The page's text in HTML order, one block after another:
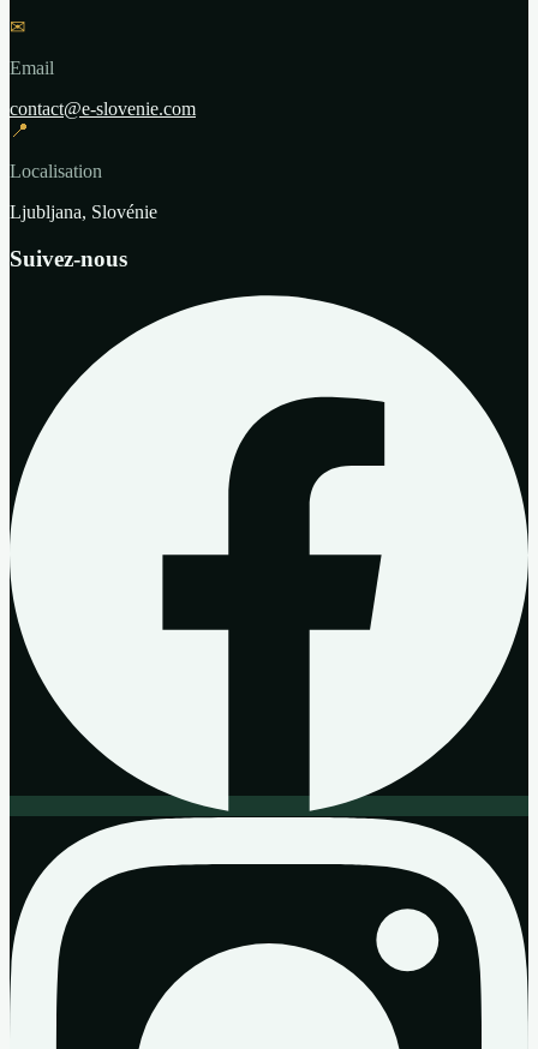
✉
Email
contact@e-slovenie.com
📍
Localisation
Ljubljana, Slovénie
Suivez-nous